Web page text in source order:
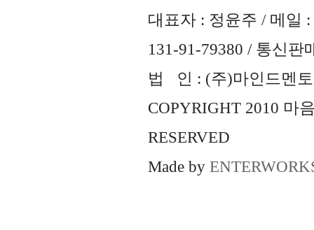
대표자 : 정윤주 / 메일 :
131-91-79380 / 통신판
법 인 : (주)마인드멘토
COPYRIGHT 2010 마
RESERVED
Made by